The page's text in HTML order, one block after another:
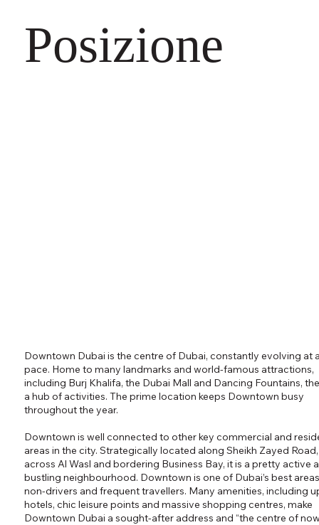
Posizione
Downtown Dubai is the centre of Dubai, constantly evolving at
pace. Home to many landmarks and world-famous attractions,
including Burj Khalifa, the Dubai Mall and Dancing Fountains,
a hub of activities. The prime location keeps Downtown busy
throughout the year.
Downtown is well connected to other key commercial and
areas in the city. Strategically located along Sheikh Zayed Road,
across Al Wasl and bordering Business Bay, it is a pretty active
bustling neighbourhood. Downtown is one of Dubai’s best
non-drivers and frequent travellers. Many amenities, including
hotels, chic leisure points and massive shopping centres, make
Downtown Dubai a sought-after address and “the centre of